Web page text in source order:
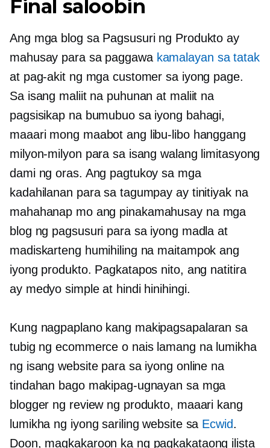
Final saloobin
Ang mga blog sa Pagsusuri ng Produkto ay
mahusay para sa paggawa kamalayan sa tatak
at pag-akit ng mga customer sa iyong page.
Sa isang maliit na puhunan at maliit na
pagsisikap na bumubuo sa iyong bahagi,
maaari mong maabot ang libu-libo hanggang
milyon-milyon para sa isang walang limitasyong
dami ng oras. Ang pagtukoy sa mga
kadahilanan para sa tagumpay ay tinitiyak na
mahahanap mo ang pinakamahusay na mga
blog ng pagsusuri para sa iyong madla at
madiskarteng humihiling na maitampok ang
iyong produkto. Pagkatapos nito, ang natitira
ay medyo simple at hindi hinihingi.
Kung nagpaplano kang makipagsapalaran sa
tubig ng ecommerce o nais lamang na lumikha
ng isang website para sa iyong online na
tindahan bago makipag-ugnayan sa mga
blogger ng review ng produkto, maaari kang
lumikha ng iyong sariling website sa Ecwid.
Doon, magkakaroon ka ng pagkakataong ilista